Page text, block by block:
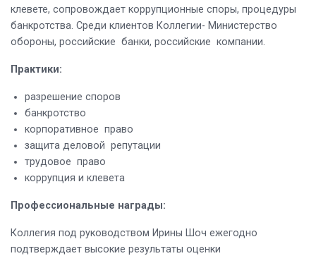
клевете, сопровождает коррупционные споры, процедуры
банкротства. Среди клиентов Коллегии- Министерство
обороны, российские банки, российские компании.
Практики:
разрешение споров
банкротство
корпоративное право
защита деловой репутации
трудовое право
коррупция и клевета
Профессиональные награды:
Коллегия под руководством Ирины Шоч ежегодно
подтверждает высокие результаты оценки